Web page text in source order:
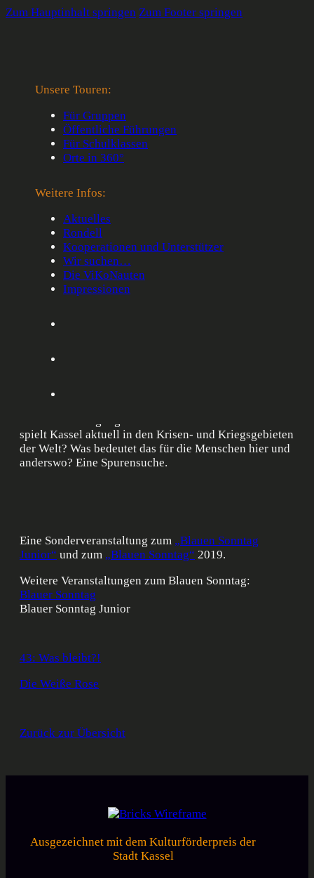
Zum Hauptinhalt springen Zum Footer springen
Unsere Touren:
Für Gruppen
Öffentliche Führungen
Für Schulklassen
Orte in 360°
Weitere Infos:
Aktuelles
Rondell
Kooperationen und Unterstützer
Wir suchen…
Die ViKoNauten
Impressionen
Rüstung: Made in
Kassel!
Veröffentlicht am 25. Mai 2019
Garnisonsstadt, Rüstungsschmiede und Bunkerstadt: In
industriell produziert. «Deutsche Waffen, deutsches
spielt Kassel aktuell in den Krisen- und Kriegsgebieten
der Welt? Was bedeutet das für die Menschen hier und
anderswo? Eine Spurensuche.
Eine Sonderveranstaltung zum „Blauen Sonntag
Junior“ und zum „Blauen Sonntag“ 2019.
Weitere Veranstaltungen zum Blauen Sonntag:
Blauer Sonntag
Blauer Sonntag Junior
43: Was bleibt?!
Die Weiße Rose
Zurück zur Übersicht
Ausgezeichnet mit dem Kulturförderpreis der
Stadt Kassel